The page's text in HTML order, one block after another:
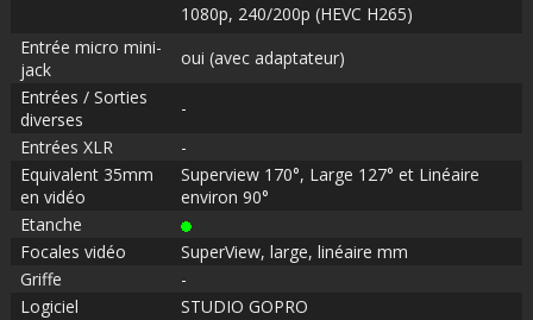
1080p, 240/200p (HEVC H265)
Entrée micro mini-
jack
oui (avec adaptateur)
Entrées / Sorties
diverses
-
Entrées XLR
-
Equivalent 35mm
en vidéo
Superview 170°, Large 127° et Linéaire
environ 90°
Etanche
Focales vidéo
SuperView, large, linéaire mm
Griffe
-
Logiciel
STUDIO GOPRO